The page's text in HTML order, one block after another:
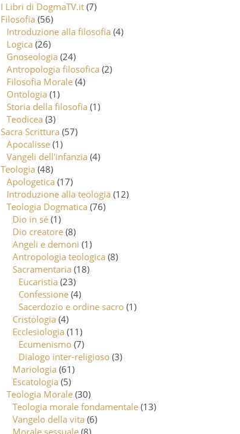
I Libri di DogmaTV.it (7)
Filosofia (56)
Introduzione alla filosofia (4)
Logica (26)
Gnoseologia (24)
Antropologia filosofica (2)
Filosofia Morale (4)
Ontologia (1)
Storia della filosofia (1)
Teodicea (3)
Sacra Scrittura (57)
Apocalisse (1)
Vangeli dell'infanzia (4)
Teologia (48)
Apologetica (17)
Introduzione alla teologia (12)
Teologia Dogmatica (76)
Dio in sé (1)
Dio creatore (8)
Angeli e demoni (1)
Antropologia teologica (8)
Sacramentaria (18)
Eucaristia (23)
Confessione (4)
Sacerdozio e ordine sacro (1)
Cristologia (4)
Ecclesiologia (11)
Ecumenismo (7)
Dialogo inter-religioso (3)
Mariologia (61)
Escatologia (5)
Teologia Morale (30)
Teologia morale fondamentale (13)
Vangelo della vita (6)